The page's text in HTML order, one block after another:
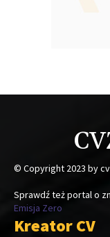
© Copyright 2023 by
Sprawdź też portal o
Emisja Zero
Kreator CV